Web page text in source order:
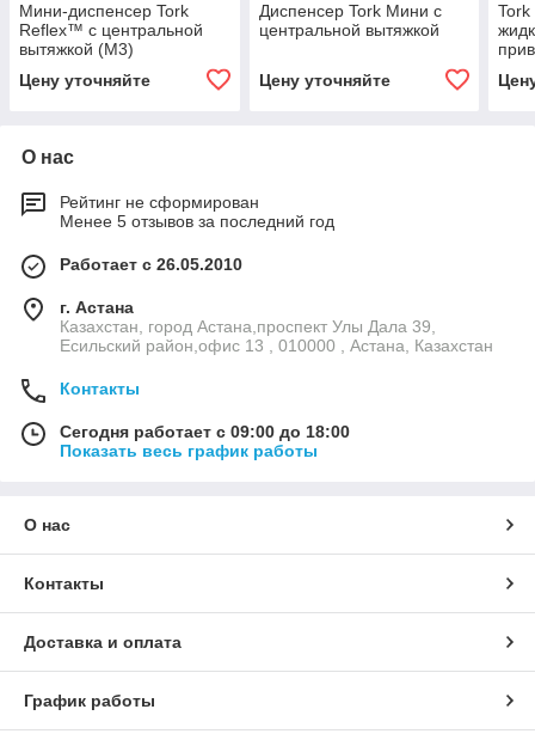
Мини-диспенсер Tork
Reflex™ с центральной
вытяжкой (M3)
Цену уточняйте
Диспенсер Tork Мини с
центральной вытяжкой
Цену уточняйте
О нас
Рейтинг не сформирован
Менее 5 отзывов за последний год
Работает с 26.05.2010
г. Астана
Казахстан, город Астана,проспект Улы Дала 39,
Есильский район,офис 13 , 010000 , Астана, Казахстан
Контакты
Сегодня работает с 09:00 до 18:00
Показать весь график работы
О нас
Контакты
Доставка и оплата
График работы